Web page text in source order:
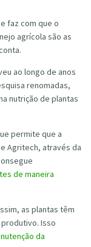
faz com que o
agrícola são as
ao longo de anos
renomadas,
nutrição de plantas
permite que a
Agritech, através da
de maneira
as plantas têm
Isso
da